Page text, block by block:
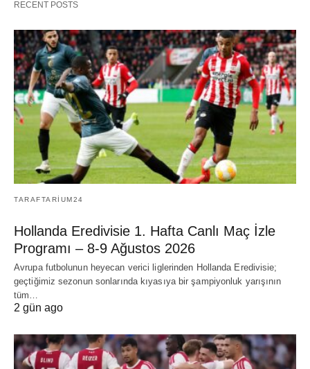
RECENT POSTS
TARAFTARIUM24
Hollanda Eredivisie 1. Hafta Canlı Maç İzle
Programı – 8-9 Ağustos 2026
Avrupa futbolunun heyecan verici liglerinden Hollanda Eredivisie;
geçtiğimiz sezonun sonlarında kıyasıya bir şampiyonluk yarışının
tüm…
2 gün ago